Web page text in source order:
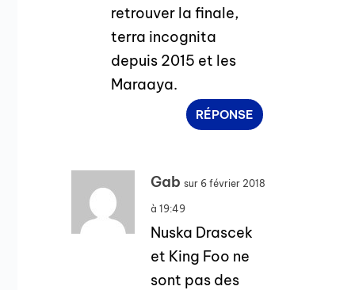
retrouver la finale,
terra incognita
depuis 2015 et les
Maraaya.
RÉPONSE
Gab sur 6 février 2018
à 19:49
Nuska Drascek
et King Foo ne
sont pas des